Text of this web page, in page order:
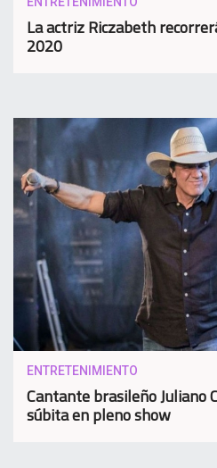
La actriz Riczabeth
2020
ENTRETENIMIENTO
Cantante brasileño Juliano
súbita en pleno show